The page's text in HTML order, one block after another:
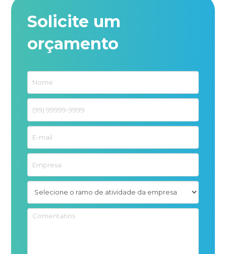
Solicite um
orçamento